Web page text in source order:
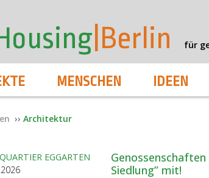
|Berlin für
MENSCHEN IDEEN
Architektur
EGGARTEN
Siedlung” mit!